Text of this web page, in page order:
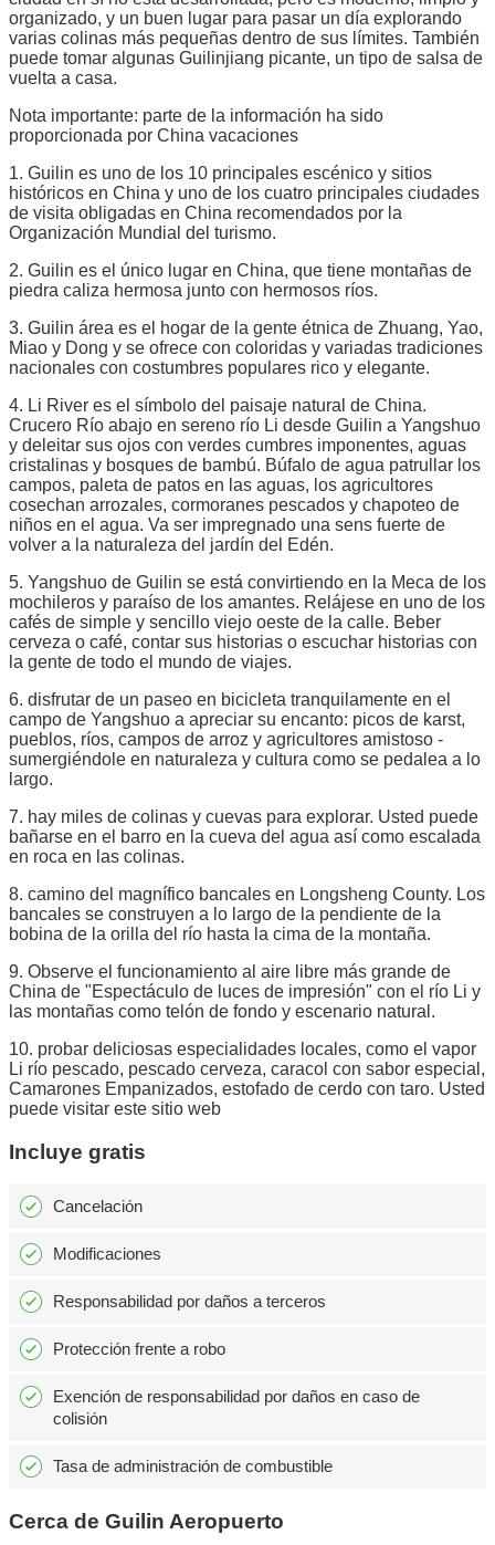
organizado, y un buen lugar para pasar un día explorando
varias colinas más pequeñas dentro de sus límites. También
puede tomar algunas Guilinjiang picante, un tipo de salsa de
vuelta a casa.
Nota importante: parte de la información ha sido
proporcionada por China vacaciones
1. Guilin es uno de los 10 principales escénico y sitios
históricos en China y uno de los cuatro principales ciudades
de visita obligadas en China recomendados por la
Organización Mundial del turismo.
2. Guilin es el único lugar en China, que tiene montañas de
piedra caliza hermosa junto con hermosos ríos.
3. Guilin área es el hogar de la gente étnica de Zhuang, Yao,
Miao y Dong y se ofrece con coloridas y variadas tradiciones
nacionales con costumbres populares rico y elegante.
4. Li River es el símbolo del paisaje natural de China.
Crucero Río abajo en sereno río Li desde Guilin a Yangshuo
y deleitar sus ojos con verdes cumbres imponentes, aguas
cristalinas y bosques de bambú. Búfalo de agua patrullar los
campos, paleta de patos en las aguas, los agricultores
cosechan arrozales, cormoranes pescados y chapoteo de
niños en el agua. Va ser impregnado una sens fuerte de
volver a la naturaleza del jardín del Edén.
5. Yangshuo de Guilin se está convirtiendo en la Meca de los
mochileros y paraíso de los amantes. Relájese en uno de los
cafés de simple y sencillo viejo oeste de la calle. Beber
cerveza o café, contar sus historias o escuchar historias con
la gente de todo el mundo de viajes.
6. disfrutar de un paseo en bicicleta tranquilamente en el
campo de Yangshuo a apreciar su encanto: picos de karst,
pueblos, ríos, campos de arroz y agricultores amistoso -
sumergiéndole en naturaleza y cultura como se pedalea a lo
largo.
7. hay miles de colinas y cuevas para explorar. Usted puede
bañarse en el barro en la cueva del agua así como escalada
en roca en las colinas.
8. camino del magnífico bancales en Longsheng County. Los
bancales se construyen a lo largo de la pendiente de la
bobina de la orilla del río hasta la cima de la montaña.
9. Observe el funcionamiento al aire libre más grande de
China de "Espectáculo de luces de impresión" con el río Li y
las montañas como telón de fondo y escenario natural.
10. probar deliciosas especialidades locales, como el vapor
Li río pescado, pescado cerveza, caracol con sabor especial,
Camarones Empanizados, estofado de cerdo con taro. Usted
puede visitar este sitio web
Incluye gratis
Cancelación
Modificaciones
Responsabilidad por daños a terceros
Protección frente a robo
Exención de responsabilidad por daños en caso de
colisión
Tasa de administración de combustible
Cerca de Guilin Aeropuerto